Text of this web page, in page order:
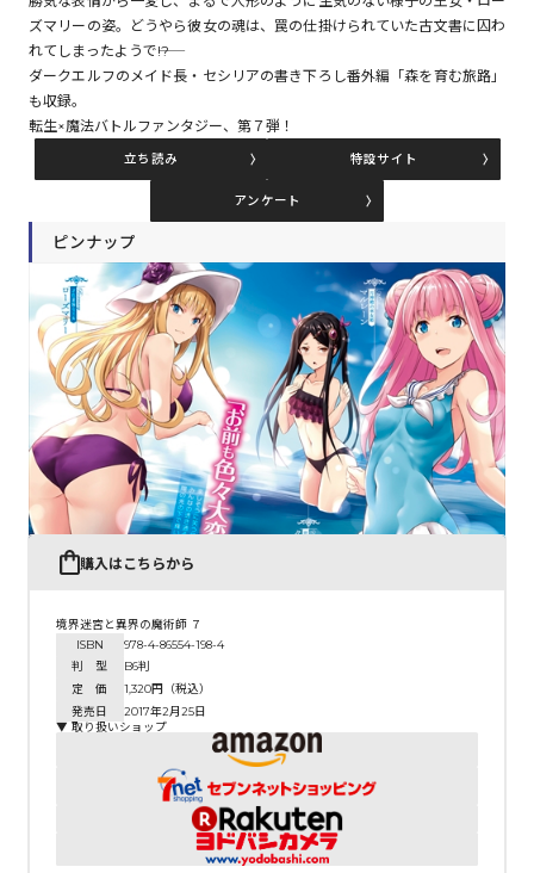
コミックパルフェ
コミックエッセイ
閉じる
ズマリーの姿。どうやら彼女の魂は、罠の仕掛けられていた古文書に囚わ
れてしまったようで――!?
ダークエルフのメイド長・セシリアの書き下ろし番外編「森を育む旅路」
も収録。
転生×魔法バトルファンタジー、第７弾！
立ち読み 特設サイト
アンケート
ピンナップ
購入はこちらから
境界迷宮と異界の魔術師 ７
ISBN
978-4-86554-198-4
判 型
B6判
定 価
1,320円（税込）
発売日
2017年2月25日
▼ 取り扱いショップ